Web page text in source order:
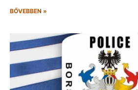
BŐVEBBEN »